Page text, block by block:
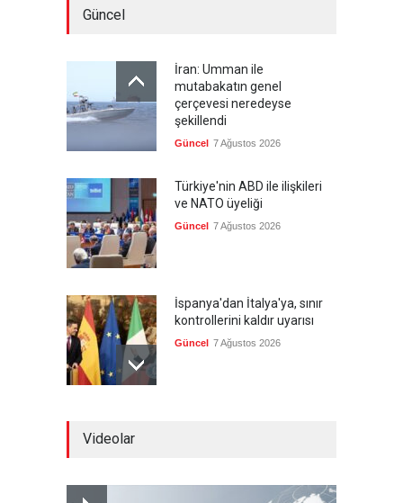
Güncel
İran: Umman ile
mutabakatın genel
çerçevesi neredeyse
şekillendi
Güncel 7 Ağustos 2026
Türkiye'nin ABD ile ilişkileri
ve NATO üyeliği
Güncel 7 Ağustos 2026
İspanya'dan İtalya'ya, sınır
kontrollerini kaldır uyarısı
Güncel 7 Ağustos 2026
Videolar